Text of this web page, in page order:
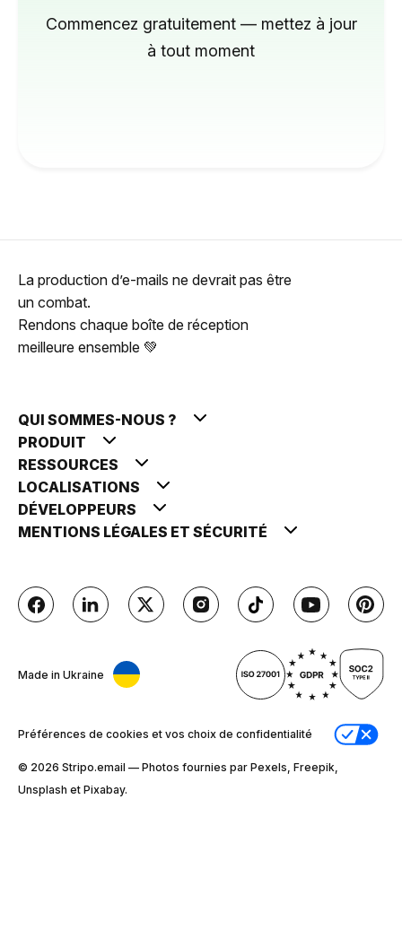
Commencez gratuitement — mettez à jour
à tout moment
La production d’e-mails ne devrait pas être
un combat.
Rendons chaque boîte de réception
meilleure ensemble 💚
QUI SOMMES-NOUS ?
PRODUIT
RESSOURCES
LOCALISATIONS
DÉVELOPPEURS
MENTIONS LÉGALES ET SÉCURITÉ
Made in Ukraine
Préférences de cookies et vos choix de confidentialité
© 2026 Stripо.email — Photos fournies par Pexels, Freepik,
Unsplash et Pixabay.